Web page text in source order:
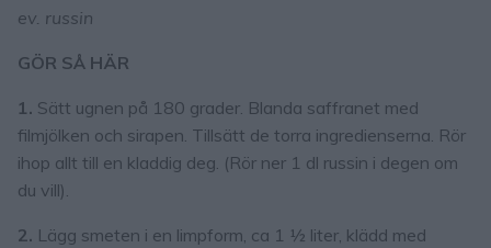
ev. russin
GÖR SÅ HÄR
1. Sätt ugnen på 180 grader. Blanda saffranet med
filmjölken och sirapen. Tillsätt de torra ingredienserna. Rör
ihop allt till en kladdig deg. (Rör ner 1 dl russin i degen om
du vill).
2. Lägg smeten i en limpform, ca 1 ½ liter, klädd med